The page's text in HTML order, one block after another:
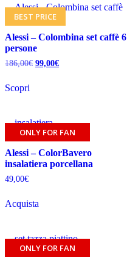
BEST PRICE
Alessi – Colombina set caffè 6
persone
186,00€ 99,00€
Scopri
ONLY FOR FAN
Alessi – ColorBavero
insalatiera porcellana
49,00€
Acquista
ONLY FOR FAN